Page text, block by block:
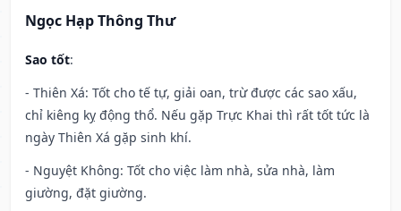
Ngọc Hạp Thông Thư
Sao tốt:
- Thiên Xá: Tốt cho tế tự, giải oan, trừ được các sao xấu,
chỉ kiêng kỵ động thổ. Nếu gặp Trực Khai thì rất tốt tức là
ngày Thiên Xá gặp sinh khí.
- Nguyệt Không: Tốt cho việc làm nhà, sửa nhà, làm
giường, đặt giường.